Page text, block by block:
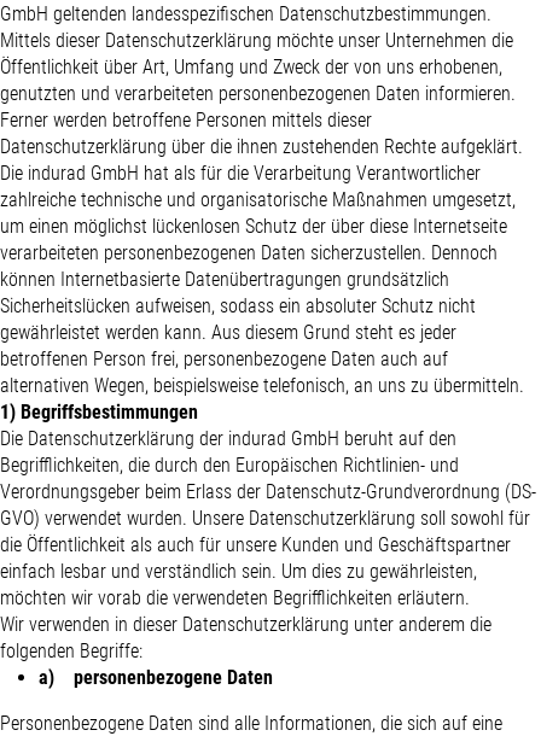
GmbH geltenden landesspezifischen Datenschutzbestimmungen.
Mittels dieser Datenschutzerklärung möchte unser Unternehmen die
Öffentlichkeit über Art, Umfang und Zweck der von uns erhobenen,
genutzten und verarbeiteten personenbezogenen Daten informieren.
Ferner werden betroffene Personen mittels dieser
Datenschutzerklärung über die ihnen zustehenden Rechte aufgeklärt.
Die indurad GmbH hat als für die Verarbeitung Verantwortlicher
zahlreiche technische und organisatorische Maßnahmen umgesetzt,
um einen möglichst lückenlosen Schutz der über diese Internetseite
verarbeiteten personenbezogenen Daten sicherzustellen. Dennoch
können Internetbasierte Datenübertragungen grundsätzlich
Sicherheitslücken aufweisen, sodass ein absoluter Schutz nicht
gewährleistet werden kann. Aus diesem Grund steht es jeder
betroffenen Person frei, personenbezogene Daten auch auf
alternativen Wegen, beispielsweise telefonisch, an uns zu übermitteln.
1) Begriffsbestimmungen
Die Datenschutzerklärung der indurad GmbH beruht auf den
Begrifflichkeiten, die durch den Europäischen Richtlinien- und
Verordnungsgeber beim Erlass der Datenschutz-Grundverordnung (DS-
GVO) verwendet wurden. Unsere Datenschutzerklärung soll sowohl für
die Öffentlichkeit als auch für unsere Kunden und Geschäftspartner
einfach lesbar und verständlich sein. Um dies zu gewährleisten,
möchten wir vorab die verwendeten Begrifflichkeiten erläutern.
Wir verwenden in dieser Datenschutzerklärung unter anderem die
folgenden Begriffe:
a) personenbezogene Daten
Personenbezogene Daten sind alle Informationen, die sich auf eine